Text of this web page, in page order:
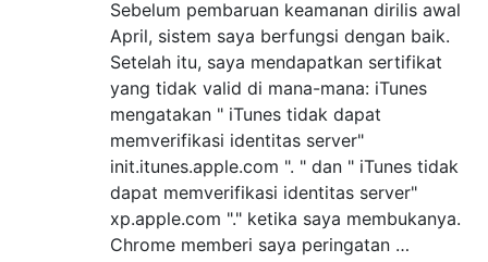
Sebelum pembaruan keamanan dirilis awal
April, sistem saya berfungsi dengan baik.
Setelah itu, saya mendapatkan sertifikat
yang tidak valid di mana-mana: iTunes
mengatakan " iTunes tidak dapat
memverifikasi identitas server"
init.itunes.apple.com ". " dan " iTunes tidak
dapat memverifikasi identitas server"
xp.apple.com "." ketika saya membukanya.
Chrome memberi saya peringatan …